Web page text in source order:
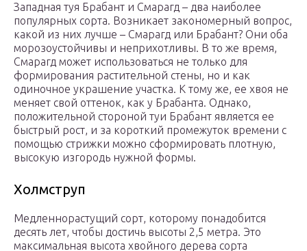
Западная туя Брабант и Смарагд – два наиболее
популярных сорта. Возникает закономерный вопрос,
какой из них лучше – Смарагд или Брабант? Они оба
морозоустойчивы и неприхотливы. В то же время,
Смарагд может использоваться не только для
формирования растительной стены, но и как
одиночное украшение участка. К тому же, ее хвоя не
меняет свой оттенок, как у Брабанта. Однако,
положительной стороной туи Брабант является ее
быстрый рост, и за короткий промежуток времени с
помощью стрижки можно сформировать плотную,
высокую изгородь нужной формы.
Холмструп
Медленнорастущий сорт, которому понадобится
десять лет, чтобы достичь высоты 2,5 метра. Это
максимальная высота хвойного дерева сорта